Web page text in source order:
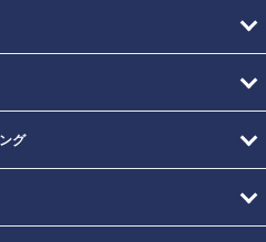
グ